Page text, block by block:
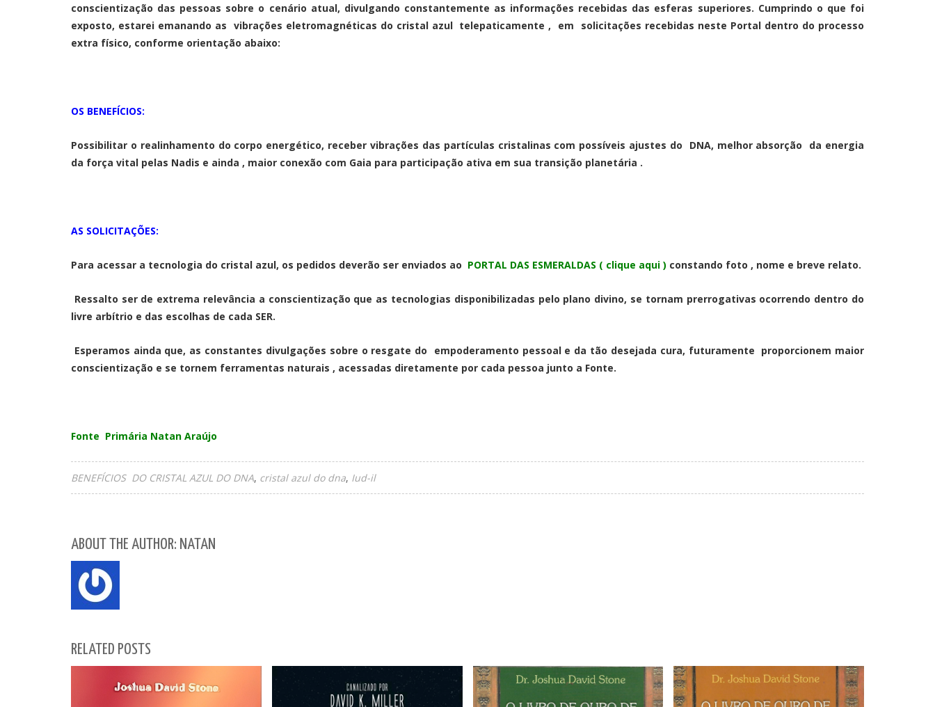
conscientização das pessoas sobre o cenário atual, divulgando constantemente as informações recebidas das esferas superiores. Cumprindo o que foi
exposto, estarei emanando as vibrações eletromagnéticas do cristal azul telepaticamente , em solicitações recebidas neste Portal dentro do processo
extra físico, conforme orientação abaixo:
OS BENEFÍCIOS:
Possibilitar o realinhamento do corpo energético, receber vibrações das partículas cristalinas com possíveis ajustes do DNA, melhor absorção da energia
da força vital pelas Nadis e ainda , maior conexão com Gaia para participação ativa em sua transição planetária .
AS SOLICITAÇÕES:
Para acessar a tecnologia do cristal azul, os pedidos deverão ser enviados ao PORTAL DAS ESMERALDAS ( clique aqui ) constando foto , nome e breve relato.
Ressalto ser de extrema relevância a conscientização que as tecnologias disponibilizadas pelo plano divino, se tornam prerrogativas ocorrendo dentro do
livre arbítrio e das escolhas de cada SER.
Esperamos ainda que, as constantes divulgações sobre o resgate do empoderamento pessoal e da tão desejada cura, futuramente proporcionem maior
conscientização e se tornem ferramentas naturais , acessadas diretamente por cada pessoa junto a Fonte.
Fonte Primária Natan Araújo
BENEFÍCIOS DO CRISTAL AZUL DO DNA cristal azul do dna Iud-il
ABOUT THE AUTHOR: NATAN
RELATED POSTS